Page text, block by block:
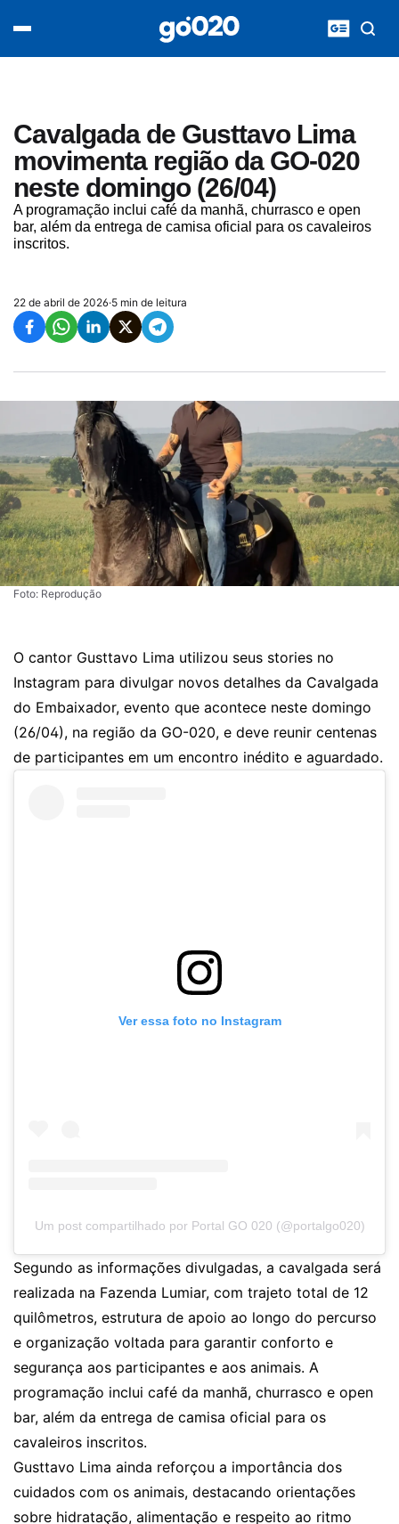
Cavalgada de Gusttavo Lima
movimenta região da GO-020
neste domingo (26/04)
A programação inclui café da manhã, churrasco e open
bar, além da entrega de camisa oficial para os cavaleiros
inscritos.
22 de abril de 2026·5 min de leitura
Foto: Reprodução
O cantor Gusttavo Lima utilizou seus stories no
Instagram para divulgar novos detalhes da Cavalgada
do Embaixador, evento que acontece neste domingo
(26/04), na região da GO-020, e deve reunir centenas
de participantes em um encontro inédito e aguardado.
Ver essa foto no Instagram
Um post compartilhado por Portal GO 020 (@portalgo020)
Segundo as informações divulgadas, a cavalgada será
realizada na Fazenda Lumiar, com trajeto total de 12
quilômetros, estrutura de apoio ao longo do percurso
e organização voltada para garantir conforto e
segurança aos participantes e aos animais. A
programação inclui café da manhã, churrasco e open
bar, além da entrega de camisa oficial para os
cavaleiros inscritos.
Gusttavo Lima ainda reforçou a importância dos
cuidados com os animais, destacando orientações
sobre hidratação, alimentação e respeito ao ritmo
acontece agora
entretenimento
vídeos
pod020